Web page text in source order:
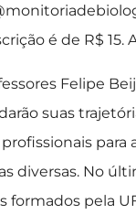
é de R$
Felipe
suas
para
diversas. No
formados pela